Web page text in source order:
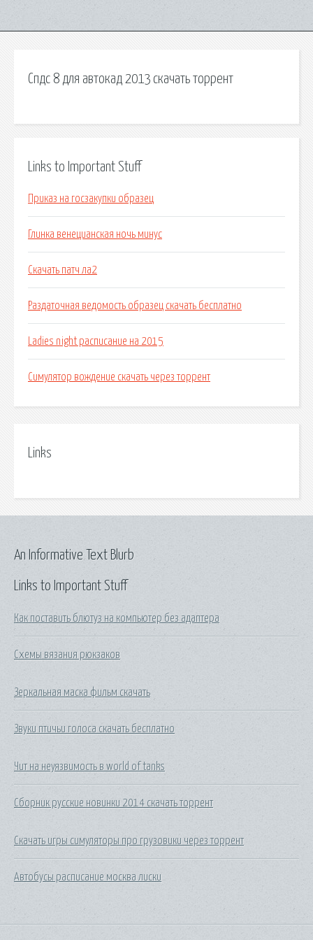
Спдс 8 для автокад 2013 скачать торрент
Links to Important Stuff
Приказ на госзакупки образец
Глинка венецианская ночь минус
Скачать патч ла2
Раздаточная ведомость образец скачать бесплатно
Ladies night расписание на 2015
Симулятор вождение скачать через торрент
Links
Links to Important Stuff
Как поставить блютуз на компьютер без адаптера
Схемы вязания рюкзаков
Зеркальная маска фильм скачать
Звуки птичьи голоса скачать бесплатно
Чит на неуязвимость в world of tanks
Сборник русские новинки 2014 скачать торрент
Скачать игры симуляторы про грузовики через торрент
Автобусы расписание москва лиски
An Informative Text Blurb